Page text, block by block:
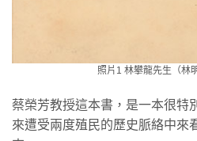
照片1 林攀龍先生（林
蔡榮芳教授這本書，是一本很特
來遭受兩度殖民的歷史脈絡中來